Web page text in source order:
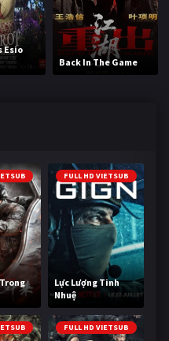
Esio
Back In The Game
FULL HD VIETSUB
Lực Lượng Tinh
Nhuệ
FULL HD VIETSUB